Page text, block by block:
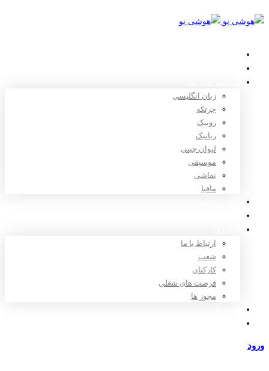
زبان انگلیسی
چرتکه
روبیک
رباتیک
لیوان چینی
موسیقی
نقاشی
مافیا
ارتباط با ما
شعب
کارکنان
فرصت های شغلی
مجوز ها
ورود